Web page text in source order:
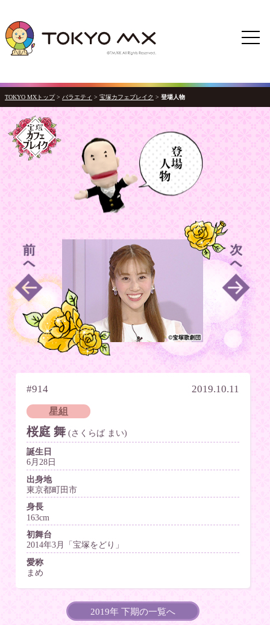
TOKYO MXトップ > バラエティ > 宝塚カフェブレイク > 登場人物
#914 2019.10.11
星組
桜庭 舞 (さくらば まい)
誕生日
6月28日
出身地
東京都町田市
身長
163cm
初舞台
2014年3月「宝塚をどり」
愛称
まめ
2019年 下期の一覧へ